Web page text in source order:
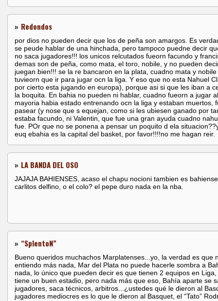
» Redondos
por dios no pueden decir que los de peña son amargos. Es
se peude hablar de una hinchada, pero tampoco puedne decir
no saca jugadores!!! los unicos relcutados fueorn facundo y
demas son de peña, como mata, el toro, nobile, y no pueden
juegan bien!!! se la re bancaron en la plata, cuadno mata y nobile
tuvieorn que ir para jugar ocn la liga. Y eso que no esta Nahuel
por cierto esta jugando en europa), porque asi si que les iban a
la boquita. En bahia no pueden ni hablar, cuadno fueorn a jugar
mayoria habia estado entrenando ocn la liga y estaban muertos,
pasear (y nose que s equejan, como si les ubiesen ganado por
estaba facundo, ni Valentin, que fue una gran ayuda cuadno
fue. POr que no se ponena a pensar un poquito d ela
euq ebahia es la capital del basket, por favor!!!!no me hagan reir.
» LA BANDA DEL OSO
JAJAJA BAHIENSES, acaso el chapu nocioni tambien es
carlitos delfino, o el colo? el pepe duro nada en la nba.
» “SplentoN”
Bueno queridos muchachos Marplatenses...yo, la verdad es que
entiendo más nada, Mar del Plata no puede hacerle sombra a
nada, lo único que pueden decir es que tienen 2 equipos en
tiene un buen estadio, pero nada más que eso, Bahía aparte se
jugadores, saca técnicos, arbitros...¿ustedes qué le dieron al
jugadores mediocres es lo que le dieron al Basquet, el “Tato”